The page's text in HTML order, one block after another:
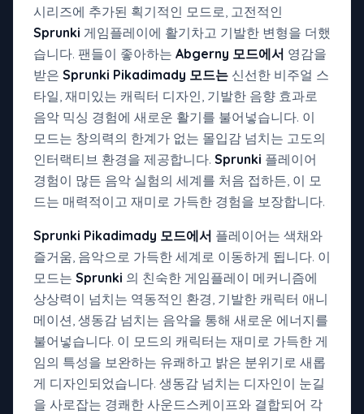
시리즈에 추가된 획기적인 모드로, 고전적인
Sprunki 게임플레이에 활기차고 기발한 변형을 더했
습니다. 팬들이 좋아하는 Abgerny 모드에서 영감을
받은 Sprunki Pikadimady 모드는 신선한 비주얼 스
타일, 재미있는 캐릭터 디자인, 기발한 음향 효과로
음악 믹싱 경험에 새로운 활기를 불어넣습니다. 이
모드는 창의력의 한계가 없는 몰입감 넘치는 고도의
인터랙티브 환경을 제공합니다. Sprunki 플레이어
경험이 많든 음악 실험의 세계를 처음 접하든, 이 모
드는 매력적이고 재미로 가득한 경험을 보장합니다.
Sprunki Pikadimady 모드에서 플레이어는 색채와
즐거움, 음악으로 가득한 세계로 이동하게 됩니다. 이
모드는 Sprunki 의 친숙한 게임플레이 메커니즘에
상상력이 넘치는 역동적인 환경, 기발한 캐릭터 애니
메이션, 생동감 넘치는 음악을 통해 새로운 에너지를
불어넣습니다. 이 모드의 캐릭터는 재미로 가득한 게
임의 특성을 보완하는 유쾌하고 밝은 분위기로 새롭
게 디자인되었습니다. 생동감 넘치는 디자인이 눈길
을 사로잡는 경쾌한 사운드스케이프와 결합되어 각